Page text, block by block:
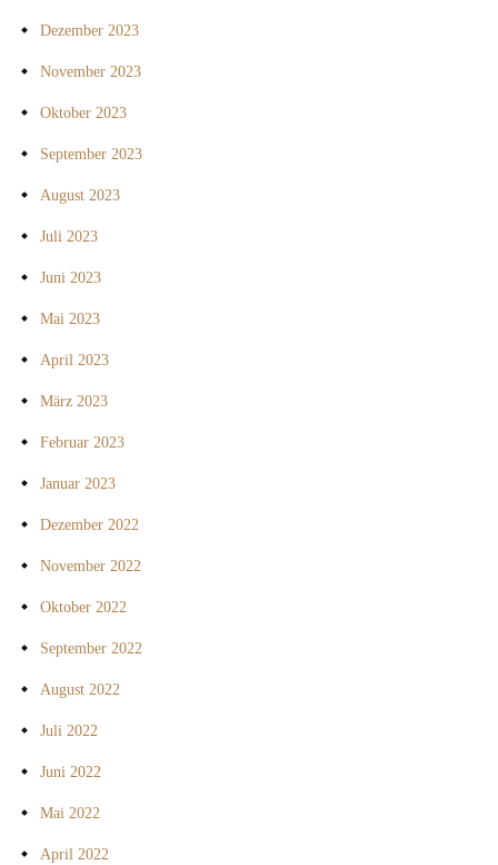
Dezember 2023
November 2023
Oktober 2023
September 2023
August 2023
Juli 2023
Juni 2023
Mai 2023
April 2023
März 2023
Februar 2023
Januar 2023
Dezember 2022
November 2022
Oktober 2022
September 2022
August 2022
Juli 2022
Juni 2022
Mai 2022
April 2022